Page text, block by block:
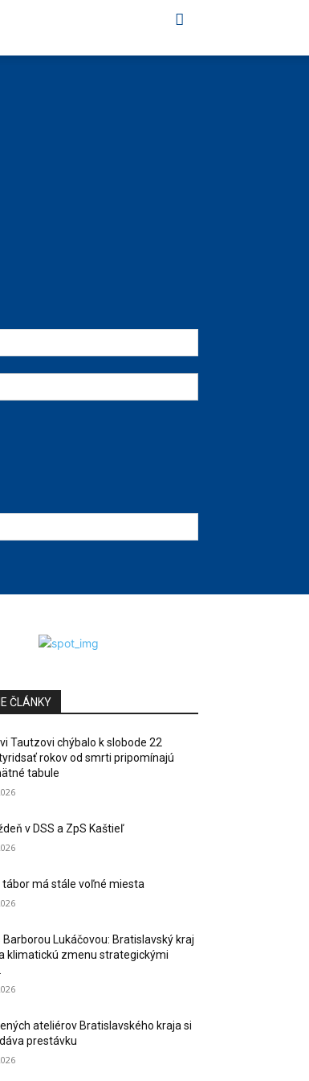
ČLÁNKY
Tautzovi chýbalo k slobode 22
rokov od smrti pripomínajú
tabule
v DSS a ZpS Kaštieľ
tábor má stále voľné miesta
Barborou Lukáčovou: Bratislavský kraj
klimatickú zmenu strategickými
ateliérov Bratislavského kraja si
prestávku